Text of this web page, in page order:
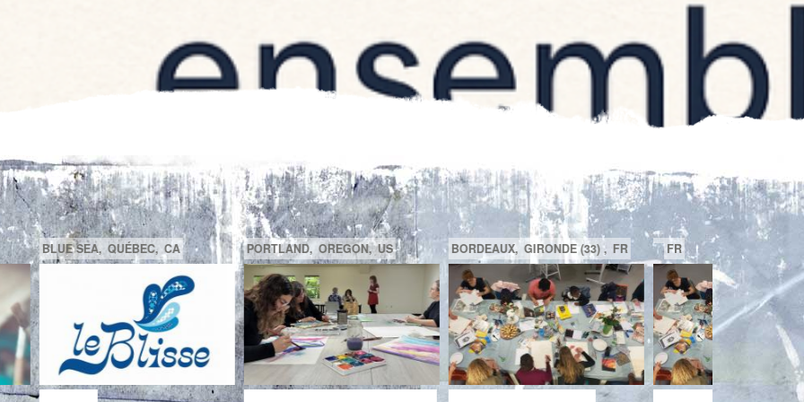
GATINEAU, QUÉBEC, CA SAGUENAY, CA BEACONSFIELD, QUÉBEC, CA TOULON,